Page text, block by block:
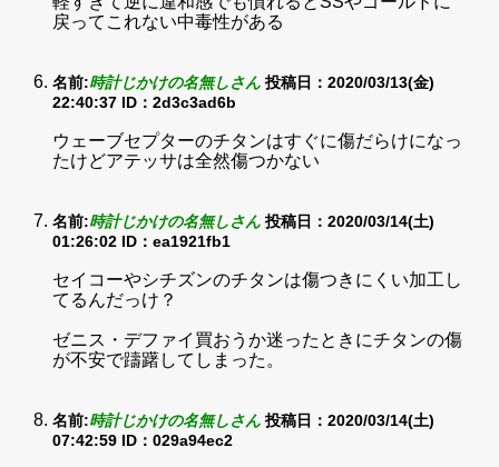
戻ってこれない中毒性がある
名前:時計じかけの名無しさん 投稿日：2020/03/13(金)
22:40:37 ID：2d3c3ad6b
ウェーブセプターのチタンはすぐに傷だらけになっ
たけどアテッサは全然傷つかない
名前:時計じかけの名無しさん 投稿日：2020/03/14(土)
01:26:02 ID：ea1921fb1
セイコーやシチズンのチタンは傷つきにくい加工し
てるんだっけ？
ゼニス・デファイ買おうか迷ったときにチタンの傷
が不安で躊躇してしまった。
名前:時計じかけの名無しさん 投稿日：2020/03/14(土)
07:42:59 ID：029a94ec2